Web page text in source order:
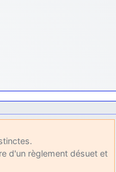
d'un règlement désuet et